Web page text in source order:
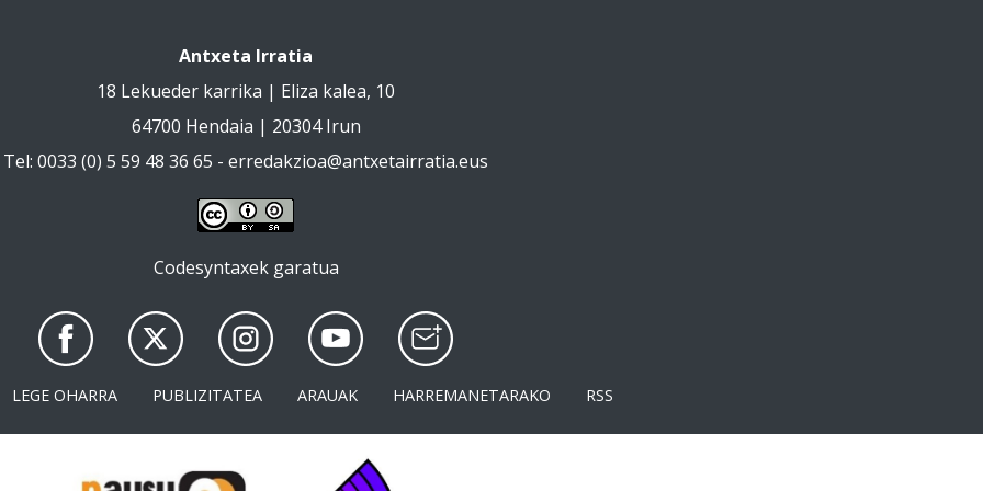
Antxeta Irratia
18 Lekueder karrika | Eliza kalea, 10
64700 Hendaia | 20304 Irun
Tel: 0033 (0) 5 59 48 36 65 - erredakzioa@antxetairratia.eus
Codesyntaxek garatua
LEGE OHARRA PUBLIZITATEA ARAUAK HARREMANETARAKO RSS